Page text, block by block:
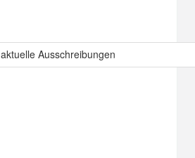
aktuelle Ausschreibungen